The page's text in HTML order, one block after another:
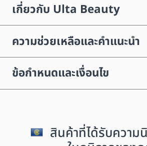
เกี่ยวกับ Ulta Beauty
ความช่วยเหลือและคำแนะนำ
ข้อกำหนดและเงื่อนไข
สินค้าที่ได้รับควา